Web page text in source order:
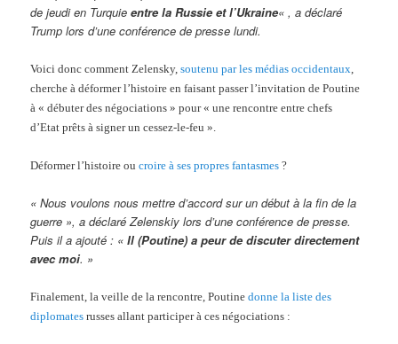
de jeudi en Turquieentre la Russie et l’Ukraine« , a déclaré
Trump lors d’une conférence de presse lundi.
Voici donc comment Zelensky,soutenu par les médias occidentaux
cherche à déformer l’histoire en faisant passer l’invitation de Poutine
à « débuter des négociations » pour « une rencontre entre chefs
d’Etat prêts à signer un cessez-le-feu ».
Déformer l’histoire oucroire à ses propres fantasmes ?
« Nous voulons nous mettre d’accord sur un début à la fin de la
guerre », a déclaré Zelenskiy lors d’une conférence de presse.
Puis il a ajouté : «Il (Poutine) a peur de discuter directement
avec moi. »
Finalement, la veille de la rencontre, Poutinedonne la liste des
diplomates russes allant participer à ces négociations :